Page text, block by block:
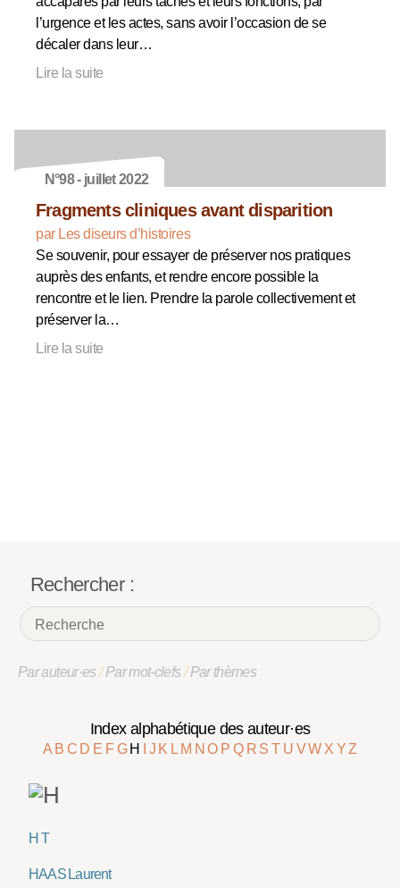
l’urgence et les actes, sans avoir l’occasion de se
décaler dans leur…
Lire la suite
N°98 - juillet 2022
Fragments cliniques avant disparition
par Les diseurs d’histoires
Se souvenir, pour essayer de préserver nos pratiques
auprès des enfants, et rendre encore possible la
rencontre et le lien. Prendre la parole collectivement et
préserver la…
Lire la suite
Rechercher :
Par auteur·es/Par mot-clefs/Par thèmes
Index alphabétique des auteur·es
A B C D E F G H J K L M NO P Q R ST U VW X YZ
H T
HAAS Laurent